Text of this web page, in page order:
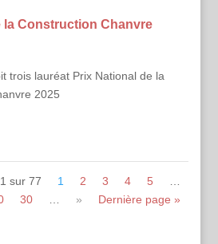
la Construction Chanvre
trois lauréat Prix National de la
2025
sur 77 1 2 3 4 5
30 » Dernière page »